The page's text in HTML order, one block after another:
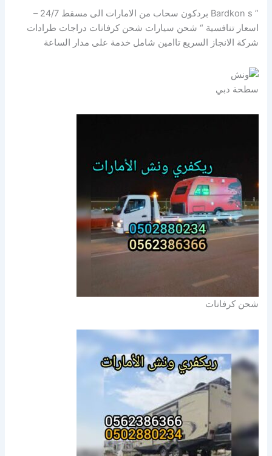
” Bardkon s بردكون سحاب من الامارات الى مسقط 24/7 –
اسعار تنافسية “ شحن سيارات شحن كرفانات دراجات طرادات
شركة الانجاز السريع تاامين شامل خدمة على مدار الساعة
سطحة دبي
شحن كرفانات